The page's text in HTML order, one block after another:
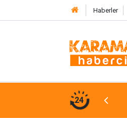
Haberler
24
Bal Hasadı Gerçekleştirildi